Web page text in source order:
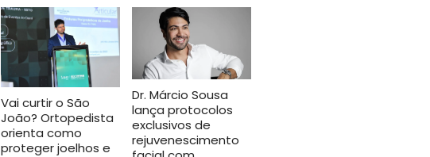
Vai curtir o São
João? Ortopedista
orienta como
proteger joelhos e
Dr. Márcio Sousa
lança protocolos
exclusivos de
rejuvenescimento